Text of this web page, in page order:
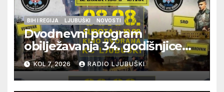
BIH I REGIJA LJUBUŠKI NOVOSTI
Dvodnevni program
obilježavanja 34. godišnjice
pogibije generala Blaža
Kraljevića i osmorice
pripadnika HOS-a
KOL 7, 2026 RADIO LJUBUŠKI